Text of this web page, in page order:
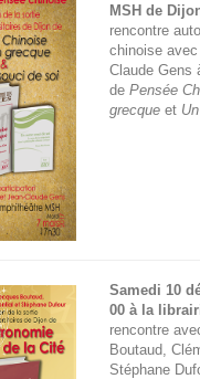
MSH de
rencontre
chinoise
Claude Gens
de Pensée
grecque et
Samedi 10
00 à la
rencontre
Boutaud,
Stéphane